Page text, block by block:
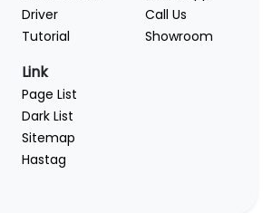
Driver
Tutorial
Link
Page List
Dark List
Sitemap
Hastag
Call Us
Showroom